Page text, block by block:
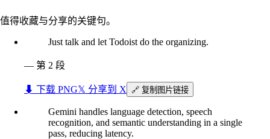
值得收藏与分享的关键句。
Just talk and let Todoist do the organizing.
— 第 2 段
⬇︎ 下载 PNG𝕏 分享到 X 🔗 复制图片链接
Gemini handles language detection, speech
recognition, and semantic understanding in a single
pass, reducing latency.